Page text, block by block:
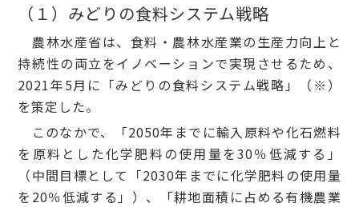
（１）みどりの食料システム戦略
農林水産省は、食料・農林水産業の生産力向上と
持続性の両立をイノベーションで実現させるため、
2021年5月に「みどりの食料システム戦略」（※）
を策定した。
このなかで、「2050年までに輸入原料や化石燃料
を原料とした化学肥料の使用量を30％低減する」
（中間目標として「2030年までに化学肥料の使用量
を20％低減する」）、「耕地面積に占める有機農業